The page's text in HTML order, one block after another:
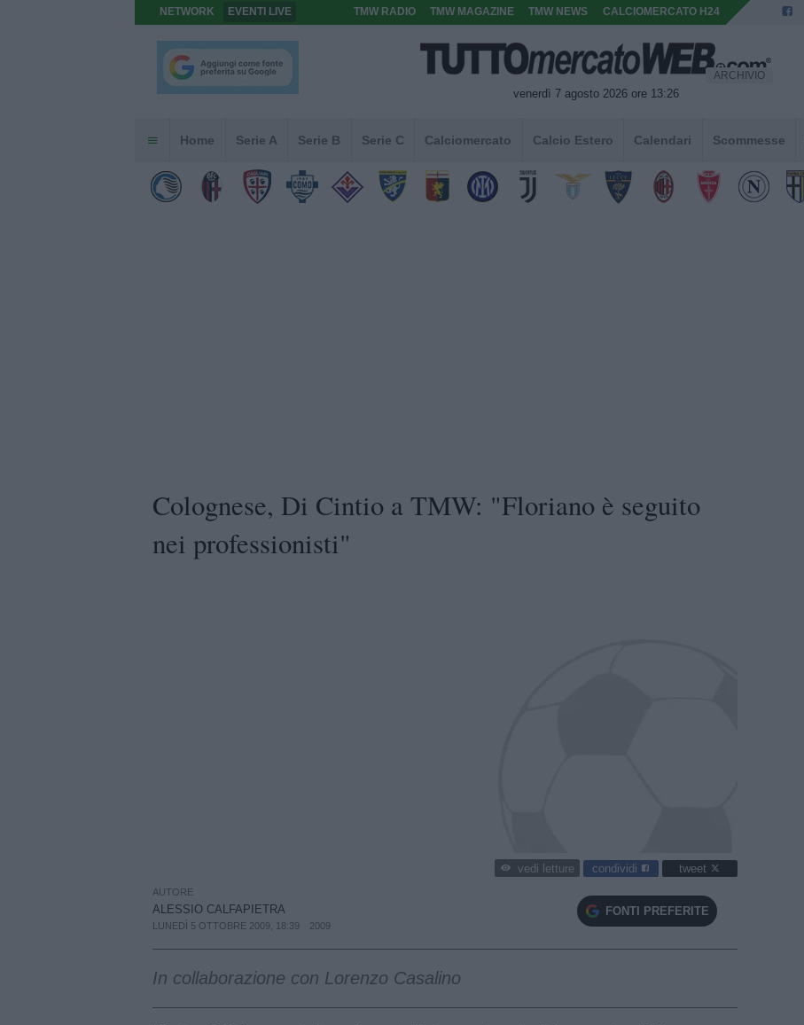
NETWORK EVENTI LIVE TMW RADIO TMW MAGAZINE TMW NEWS CALCIOMERCATO H24
venerdì 7 agosto 2026 ore 13:26
ARCHIVIO
Home Serie A Serie B Serie C Calciomercato Calcio Estero Calendari Scommesse
Colognese, Di Cintio a TMW: "Floriano è seguito
nei professionisti"
vedi letture condividi tweet
AUTORE
ALESSIO CALFAPIETRA
LUNEDÌ 5 OTTOBRE 2009, 18:39 2009
FONTI PREFERITE
In collaborazione con Lorenzo Casalino